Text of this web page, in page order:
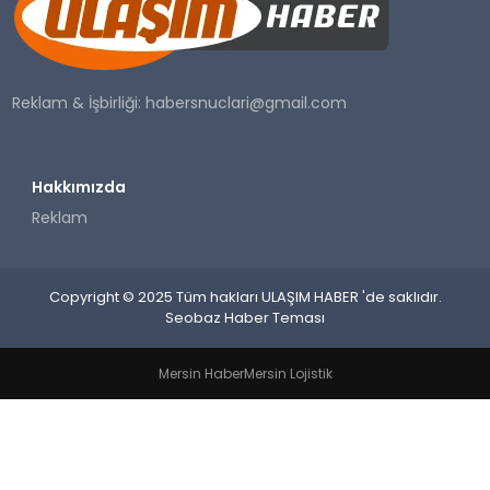
SAĞLIK
YAŞAM
Reklam & İşbirliği:habersnuclari@gmail.com
Hakkımızda
Reklam
Copyright © 2025 Tüm hakları ULAŞIM HABER 'de saklıdır.
Seobaz Haber Teması
Mersin HaberMersin Lojistik